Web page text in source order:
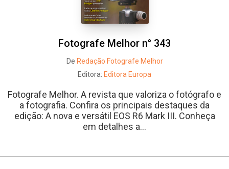
Fotografe Melhor n° 343
De Redação Fotografe Melhor
Editora: Editora Europa
Fotografe Melhor. A revista que valoriza o fotógrafo e
a fotografia. Confira os principais destaques da
edição: A nova e versátil EOS R6 Mark III. Conheça
em detalhes a...